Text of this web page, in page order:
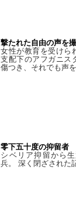
撃たれた自由の声を
女性が教育を受けら
支配下のアフガニス
傷つき、それでも声
零下五十度の抑留者
シベリア抑留から
兵。 深く閉ざされた